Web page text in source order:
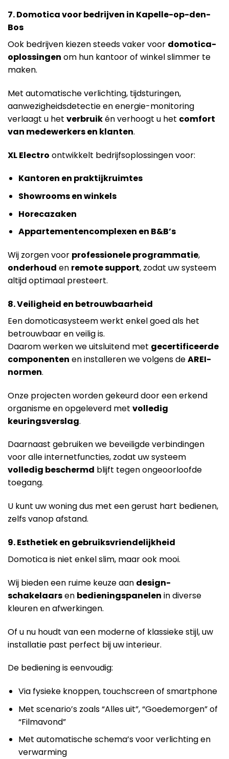
7. Domotica voor bedrijven in Kapelle-op-den-
Bos
Ook bedrijven kiezen steeds vaker voor domotica-
oplossingen om hun kantoor of winkel slimmer te
maken.
Met automatische verlichting, tijdsturingen,
aanwezigheidsdetectie en energie-monitoring
verlaagt u het verbruikén verhoogt u het comfort
van medewerkers en klanten.
XL Electro ontwikkelt bedrijfsoplossingen voor:
Kantoren en praktijkruimtes
Showrooms en winkels
Horecazaken
Appartementencomplexen en B&B’s
Wij zorgen voor professionele programmatie,
onderhoud en remote support, zodat uw systeem
altijd optimaal presteert.
8. Veiligheid en betrouwbaarheid
Een domoticasysteem werkt enkel goed als het
betrouwbaar en veilig is.
Daarom werken we uitsluitend met gecertificeerde
componenten en installeren we volgens deAREI-
normen.
Onze projecten worden gekeurd door een erkend
organisme en opgeleverd met volledig
keuringsverslag.
Daarnaast gebruiken we beveiligde verbindingen
voor alle internetfuncties, zodat uw systeem
volledig beschermd blijft tegen ongeoorloofde
toegang.
U kunt uw woning dus met een gerust hart bedienen,
zelfs vanop afstand.
9. Esthetiek en gebruiksvriendelijkheid
Domotica is niet enkel slim, maar ook mooi.
Wij bieden een ruime keuze aan design-
schakelaarsen bedieningspanelen in diverse
kleuren en afwerkingen.
Of u nu houdt van een moderne of klassieke stijl, uw
installatie past perfect bij uw interieur.
De bediening is eenvoudig:
Via fysieke knoppen, touchscreen of smartphone
Met scenario’s zoals “Alles uit”, “Goedemorgen” of
“Filmavond”
Met automatische schema’s voor verlichting en
verwarming